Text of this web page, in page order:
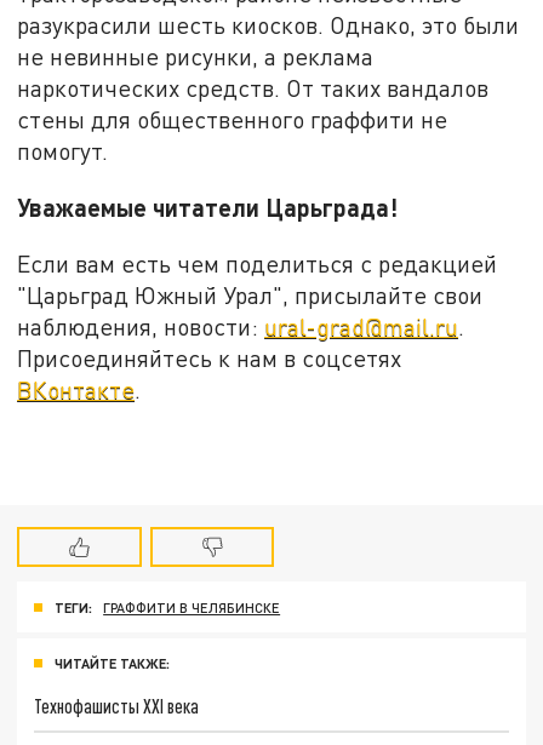
разукрасили шесть киосков. Однако, это были
не невинные рисунки, а реклама
наркотических средств. От таких вандалов
стены для общественного граффити не
помогут.
Уважаемые читатели Царьграда!
Если вам есть чем поделиться с редакцией
"Царьград Южный Урал", присылайте свои
наблюдения, новости: ural-grad@mail.ru
Присоединяйтесь к нам в соцсетях
ВКонтакте
ТЕГИ: ГРАФФИТИ В ЧЕЛЯБИНСКЕ
ЧИТАЙТЕ ТАКЖЕ:
Технофашисты XXI века